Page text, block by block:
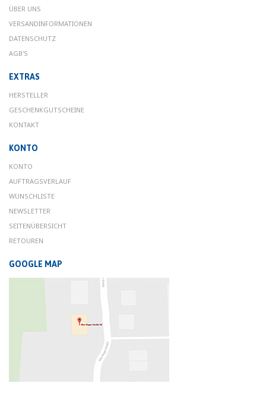
ÜBER UNS
VERSANDINFORMATIONEN
DATENSCHUTZ
AGB'S
EXTRAS
HERSTELLER
GESCHENKGUTSCHEINE
KONTAKT
KONTO
KONTO
AUFTRAGSVERLAUF
WUNSCHLISTE
NEWSLETTER
SEITENÜBERSICHT
RETOUREN
GOOGLE MAP